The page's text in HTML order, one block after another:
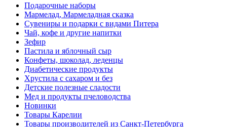
Подарочные наборы
Мармелад, Мармеладная сказка
Сувениры и подарки с видами Питера
Чай, кофе и другие напитки
Зефир
Пастила и яблочный сыр
Конфеты, шоколад, леденцы
Диабетические продукты
Хрустила с сахаром и без
Детские полезные сладости
Мед и продукты пчеловодства
Новинки
Товары Карелии
Товары производителей из Санкт-Петербурга